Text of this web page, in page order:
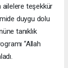
ailelere teşekkür
duygu dolu
tanıklık
“Allah